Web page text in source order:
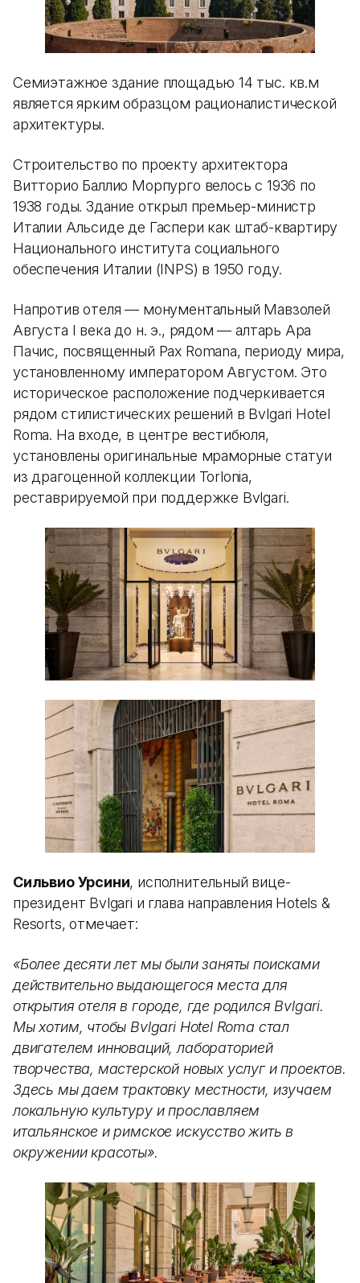
Семиэтажное здание площадью 14 тыс. кв.м
является ярким образцом рационалистической
архитектуры.
Строительство по проекту архитектора
Витторио Баллио Морпурго велось с 1936 по
1938 годы. Здание открыл премьер-министр
Италии Альсиде де Гаспери как штаб-квартиру
Национального института социального
обеспечения Италии (INPS) в 1950 году.
Напротив отеля — монументальный Мавзолей
Августа I века до н. э., рядом — алтарь Ара
Пачис, посвященный Pax Romana, периоду мира,
установленному императором Августом. Это
историческое расположение подчеркивается
рядом стилистических решений в Bvlgari Hotel
Roma. На входе, в центре вестибюля,
установлены оригинальные мраморные статуи
из драгоценной коллекции Torlonia,
реставрируемой при поддержке Bvlgari.
Сильвио Урсини, исполнительный вице-
президент Bvlgari и глава направления Hotels &
Resorts, отмечает:
«Более десяти лет мы были заняты поисками
действительно выдающегося места для
открытия отеля в городе, где родился Bvlgari.
Мы хотим, чтобы Bvlgari Hotel Roma стал
двигателем инноваций, лабораторией
творчества, мастерской новых услуг и проектов.
Здесь мы даем трактовку местности, изучаем
локальную культуру и прославляем
итальянское и римское искусство жить в
окружении красоты».